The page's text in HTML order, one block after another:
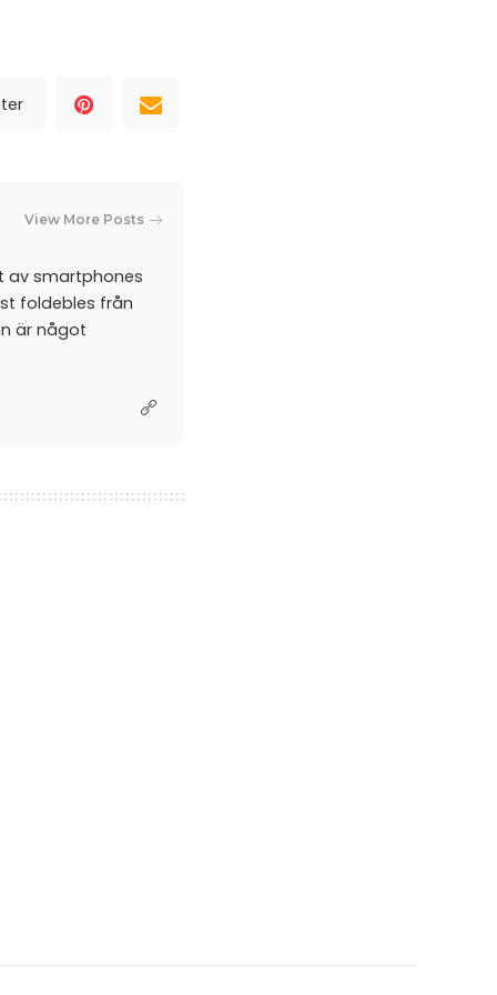
View More Posts
av smartphones
foldebles från
är något